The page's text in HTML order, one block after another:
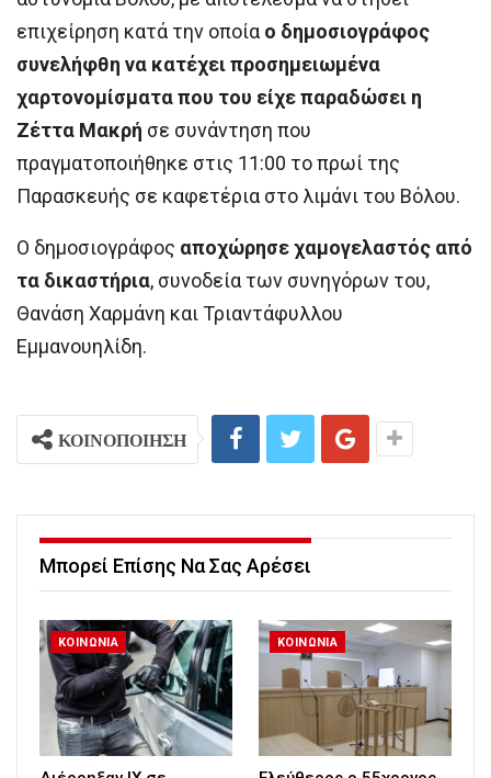
επιχείρηση κατά την οποία ο δημοσιογράφος
συνελήφθη να κατέχει προσημειωμένα
χαρτονομίσματα που του είχε παραδώσει η
Ζέττα Μακρή σε συνάντηση που
πραγματοποιήθηκε στις 11:00 το πρωί της
Παρασκευής σε καφετέρια στο λιμάνι του Βόλου.
Ο δημοσιογράφος αποχώρησε χαμογελαστός από
τα δικαστήρια, συνοδεία των συνηγόρων του,
Θανάση Χαρμάνη και Τριαντάφυλλου
Εμμανουηλίδη.
ΚΟΙΝΟΠΟΙΗΣΗ
Μπορεί Επίσης Να Σας Αρέσει
ΚΟΙΝΩΝΙΑ ΚΟΙΝΩΝΙΑ